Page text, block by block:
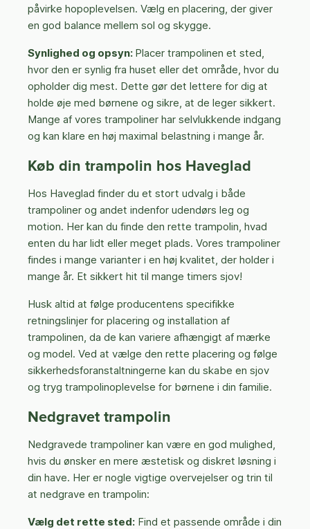
påvirke hopoplevelsen. Vælg en placering, der giver
en god balance mellem sol og skygge.
Synlighed og opsyn: Placer trampolinen et sted,
hvor den er synlig fra huset eller det område, hvor du
opholder dig mest. Dette gør det lettere for dig at
holde øje med børnene og sikre, at de leger sikkert.
Mange af vores trampoliner har selvlukkende indgang
og kan klare en høj maximal belastning i mange år.
Køb din trampolin hos Haveglad
Hos Haveglad finder du et stort udvalg i både
trampoliner og andet indenfor udendørs leg og
motion. Her kan du finde den rette trampolin, hvad
enten du har lidt eller meget plads. Vores trampoliner
findes i mange varianter i en høj kvalitet, der holder i
mange år. Et sikkert hit til mange timers sjov!
Husk altid at følge producentens specifikke
retningslinjer for placering og installation af
trampolinen, da de kan variere afhængigt af mærke
og model. Ved at vælge den rette placering og følge
sikkerhedsforanstaltningerne kan du skabe en sjov
og tryg trampolinoplevelse for børnene i din familie.
Nedgravet trampolin
Nedgravede trampoliner kan være en god mulighed,
hvis du ønsker en mere æstetisk og diskret løsning i
din have. Her er nogle vigtige overvejelser og trin til
at nedgrave en trampolin:
Vælg det rette sted: Find et passende område i din